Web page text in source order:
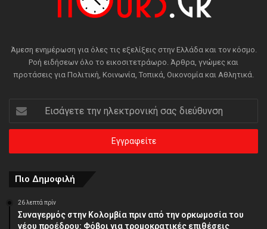
Άμεση ενημέρωση για όλες τις εξελίξεις στην Ελλάδα και τον κόσμο.
Ροή ειδήσεων όλο το εικοσιτετράωρο. Άρθρα, γνώμες και
προτάσεις για Πολιτική, Κοινωνία, Τοπικά, Οικονομία και Αθλητικά.
Εισάγετε
την
ηλεκτρονική
διεύθυνση
Πιο Δημοφιλή
26 λεπτά πρίν
Συναγερμός στην Κολομβία πριν από την ορκωμοσία του
νέου προέδρου: Φόβοι για τρομοκρατικές επιθέσεις